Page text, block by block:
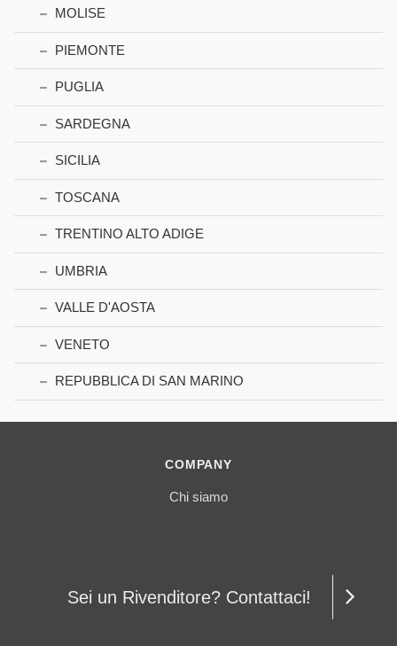
MOLISE
PIEMONTE
PUGLIA
SARDEGNA
SICILIA
TOSCANA
TRENTINO ALTO ADIGE
UMBRIA
VALLE D'AOSTA
VENETO
REPUBBLICA DI SAN MARINO
COMPANY
Chi siamo
Sei un Rivenditore? Contattaci!